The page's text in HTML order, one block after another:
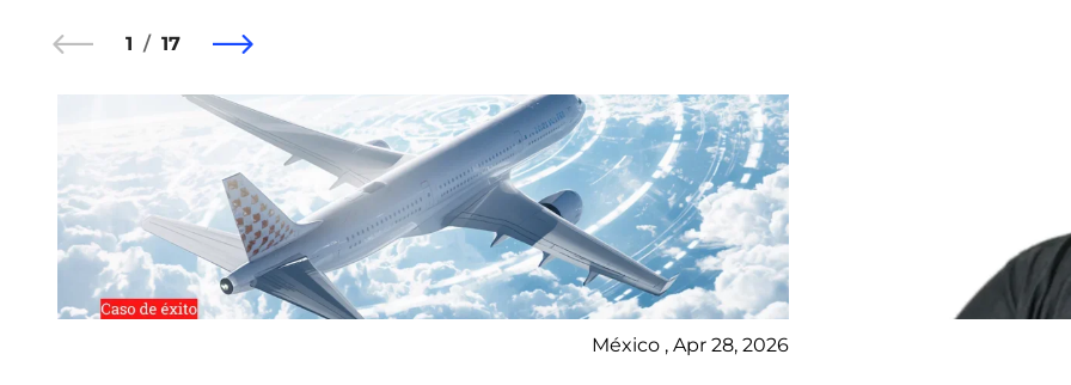
1 17
México , Apr 28, 2026